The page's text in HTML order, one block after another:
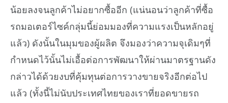
น้อยลงจนลูกค้าไม่อยากซื้ออีก (แน่นอนว่าลูกค้าที่ซื้อ
รถมอเตอร์ไซค์กลุ่มนี้ย่อมมองที่ความแรงเป็นหลักอยู่
แล้ว) ดังนั้นในมุมของผู้ผลิต จึงมองว่าความจุเดิมๆที่
กำหนดไว้นั้นไม่เอื้อต่อการพัฒนาให้ผ่านมาตรฐานดัง
กล่าวได้ด้วยงบที่คุ้มทุนต่อการวางขายจริงอีกต่อไป
แล้ว (ทั้งนี้ไม่นับประเทศไทยของเราที่ยอดขายรถ